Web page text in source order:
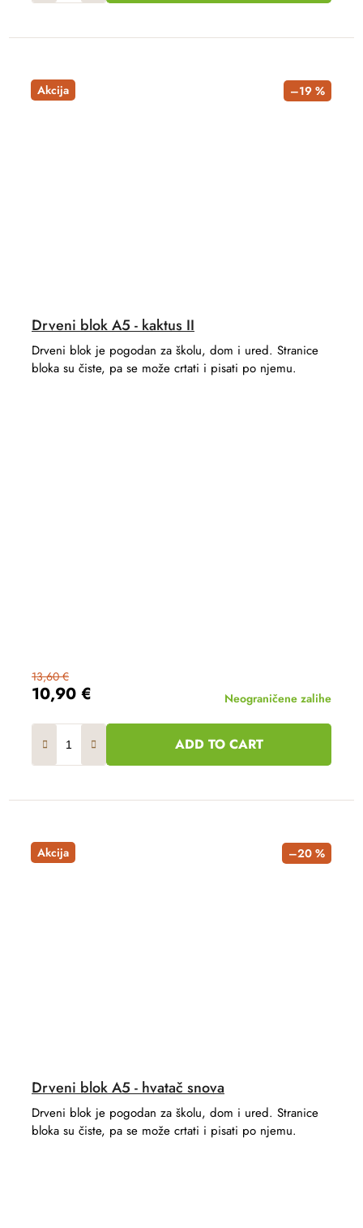
Akcija –19 %
Drveni blok A5 - kaktus II
10,90 €
13,60 €
Neograničene zalihe
ADD TO CART
Drveni blok je pogodan za školu, dom i ured. Stranice
bloka su čiste, pa se može crtati i pisati po njemu.
Akcija –20 %
Drveni blok A5 - hvatač snova
Drveni blok je pogodan za školu, dom i ured. Stranice
bloka su čiste, pa se može crtati i pisati po njemu.